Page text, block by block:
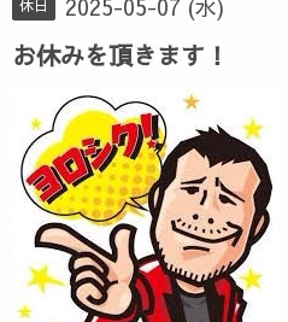
休日 2025-05-07 (水)
お休みを頂きます！